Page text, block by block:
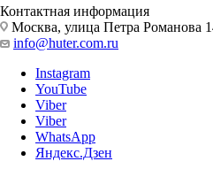
Контактная информация
Москва, улица Петра Романова
info@huter.com.ru
Instagram
YouTube
Viber
Viber
WhatsApp
Яндекс.Дзен